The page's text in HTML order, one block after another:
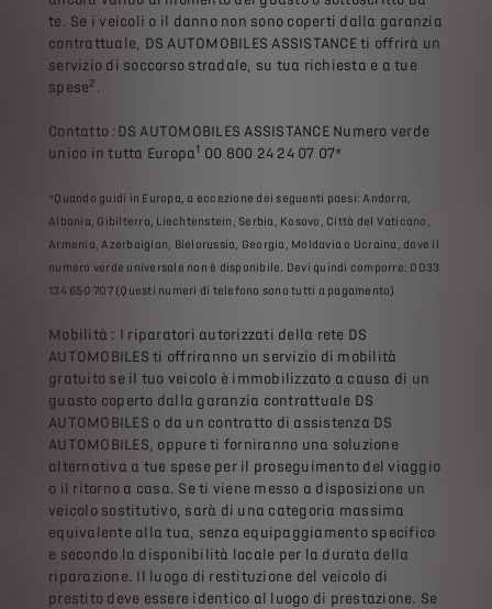
te. Se i veicoli o il danno non sono coperti dalla garanzia
contrattuale, DS AUTOMOBILES ASSISTANCE ti offrirà un
servizio di soccorso stradale, su tua richiesta e a tue
spese2 .
Contatto :DS AUTOMOBILES ASSISTANCE Numero verde
unico in tutta Europa1 00 800 24 24 07 07*
*Quando guidi in Europa, a eccezione dei seguenti paesi: Andorra,
Albania, Gibilterra, Liechtenstein, Serbia, Kosovo, Città del Vaticano,
Armenia, Azerbaigian, Bielorussia, Georgia, Moldavia o Ucraina, dove il
numero verde universale non è disponibile. Devi quindi comporre: 0033
134 650 707 (Questi numeri di telefono sono tutti a pagamento)
Mobilità : I riparatori autorizzati della rete DS
AUTOMOBILES ti offriranno un servizio di mobilità
gratuito se il tuo veicolo è immobilizzato a causa di un
guasto coperto dalla garanzia contrattuale DS
AUTOMOBILES o da un contratto di assistenza DS
AUTOMOBILES, oppure ti forniranno una soluzione
alternativa a tue spese per il proseguimento del viaggio
o il ritorno a casa. Se ti viene messo a disposizione un
veicolo sostitutivo, sarà di una categoria massima
equivalente alla tua, senza equipaggiamento specifico
e secondo la disponibilità locale per la durata della
riparazione. Il luogo di restituzione del veicolo di
prestito deve essere identico al luogo di prestazione. Se